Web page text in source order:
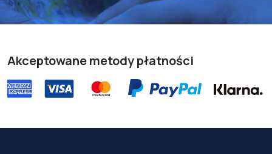
Akceptowane metody płatności